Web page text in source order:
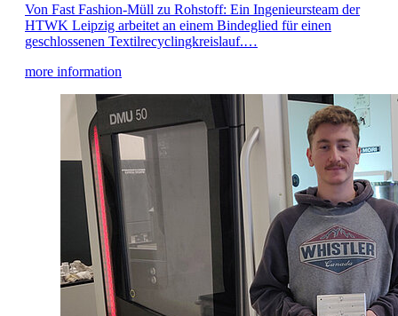
Von Fast Fashion-Müll zu Rohstoff: Ein Ingenieursteam der
HTWK Leipzig arbeitet an einem Bindeglied für einen
geschlossenen Textilrecyclingkreislauf.…
more information